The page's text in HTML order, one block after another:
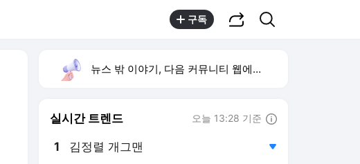
구독
뉴스 밖 이야기, 다음 커뮤니티 웹에서 보기
실시간 트렌드 오늘 13:28 기준
1 김정렬 개그맨